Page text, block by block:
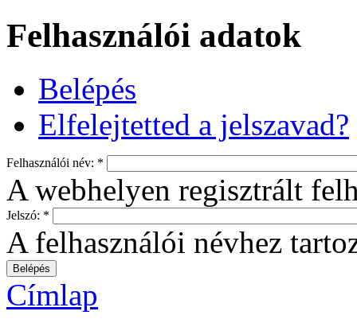
Felhasználói adatok
Belépés
Elfelejtetted a jelszavad?
Felhasználói név: *
A webhelyen regisztrált
Jelszó: *
A felhasználói névhez
Címlap